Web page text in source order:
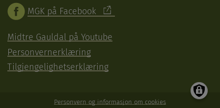
MGK på Facebook
Midtre Gauldal på Youtube
Personvernerklæring
Tilgjengelighetserklæring
Personvern og informasjon om cookies